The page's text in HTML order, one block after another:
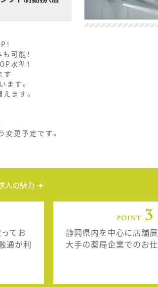
可能！
水準！
す
す。
ます。
更予定です。
人の魅力
てお
通が利
静岡県内を中心に店舗
大手の薬局企業でのお仕